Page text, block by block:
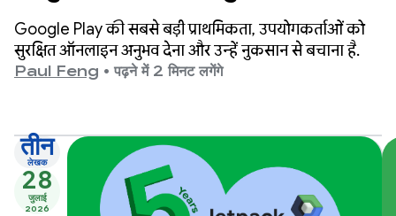
Google Play की सबसे बड़ी प्राथमिकता, उपयोगकर्ताओं को
सुरक्षित ऑनलाइन अनुभव देना और उन्हें नुकसान से बचाना है.
Paul Feng • पढ़ने में 2 मिनट लगेंगे
तीन
लेखक
28
जुलाई
2026